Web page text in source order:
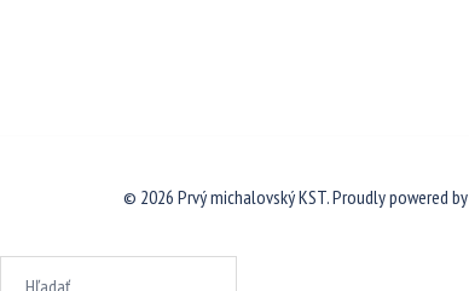
© 2026 Prvý michalovský KST. Proudly powered by